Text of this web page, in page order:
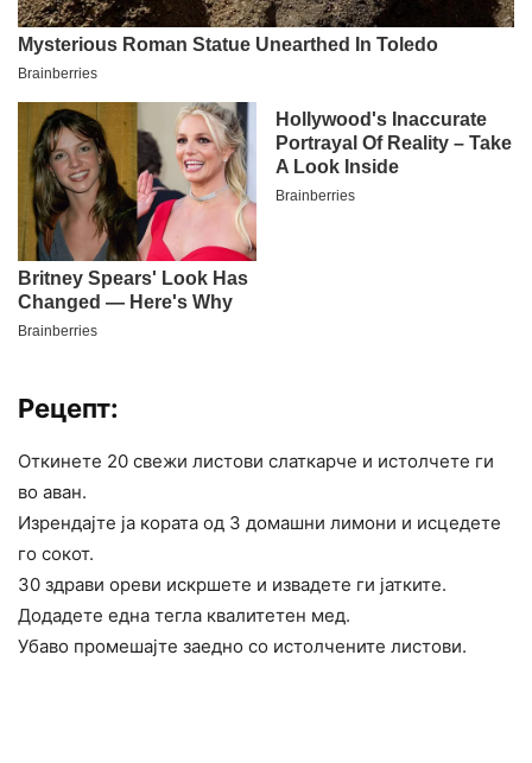
Рецепт:
Откинете 20 свежи листови слаткарче и истолчете ги
во аван.
Изрендајте ја кората од 3 домашни лимони и исцедете
го сокот.
30 здрави ореви искршете и извадете ги јатките.
Додадете една тегла квалитетен мед.
Убаво промешајте заедно со истолчените листови.